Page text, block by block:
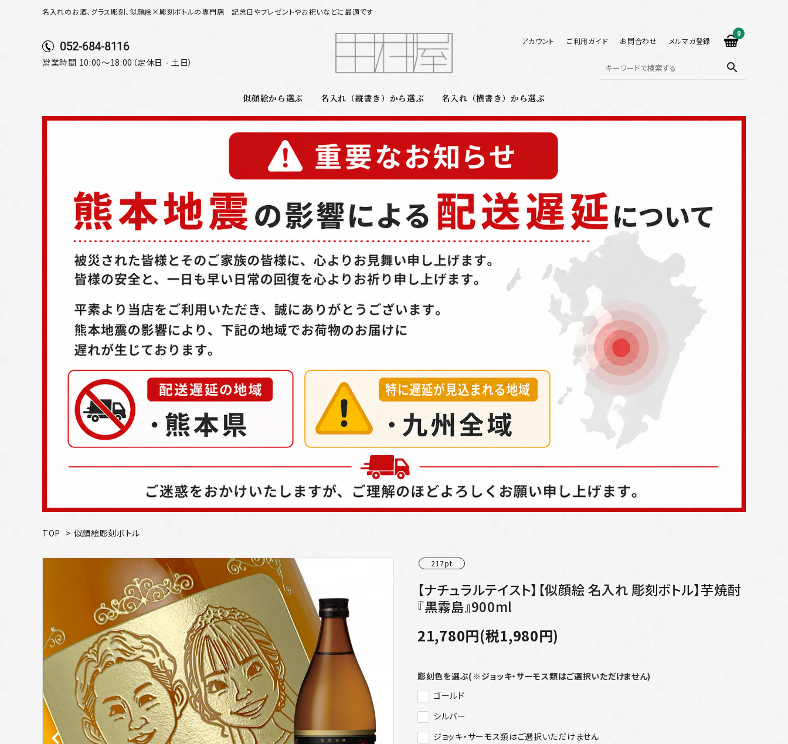
名入れのお酒、グラス彫刻、似顔絵×彫刻ボトルの専門店 記念日やプレゼントやお祝いなどに最適です
052-684-8116
営業時間 10:00～18:00（定休日 - 土日）
アカウント ご利用ガイド お問合わせ メルマガ登録
0
search
似顔絵から選ぶ 名入れ（縦書き）から選ぶ 名入れ（横書き）から選ぶ
名入れ（縦書き）から選ぶ
名入れ（横書き）から選ぶ
プライバシーポリシー
特定商取引法について
TOP > 似顔絵彫刻ボトル
217pt
【ナチュラルテイスト】【似顔絵 名入れ 彫刻ボトル】芋焼酎
『黒霧島』900ml
21,780円(税1,980円)
彫刻色を選ぶ(※ジョッキ・サーモス類はご選択いただけません)
ゴールド
シルバー
ジョッキ・サーモス類はご選択いただけません